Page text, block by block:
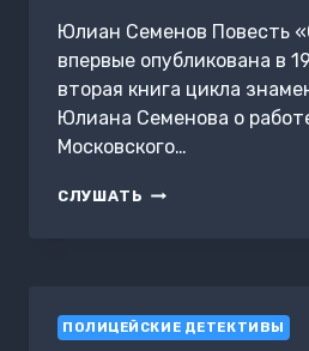
Юлиан Семенов Повесть
впервые опубликована в
вторая книга цикла
Юлиана Семенова о
Московского…
СЛУШАТЬ ПОЛКОВНИК
ОГАРЕВА,
ПОЛИЦЕЙСКИЕ ДЕТЕКТИВЫ